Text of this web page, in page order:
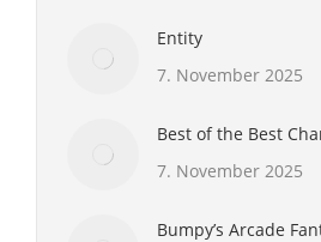
Entity
7. November 2025
Best of the Best
7. November 2025
Bumpy’s Arcade